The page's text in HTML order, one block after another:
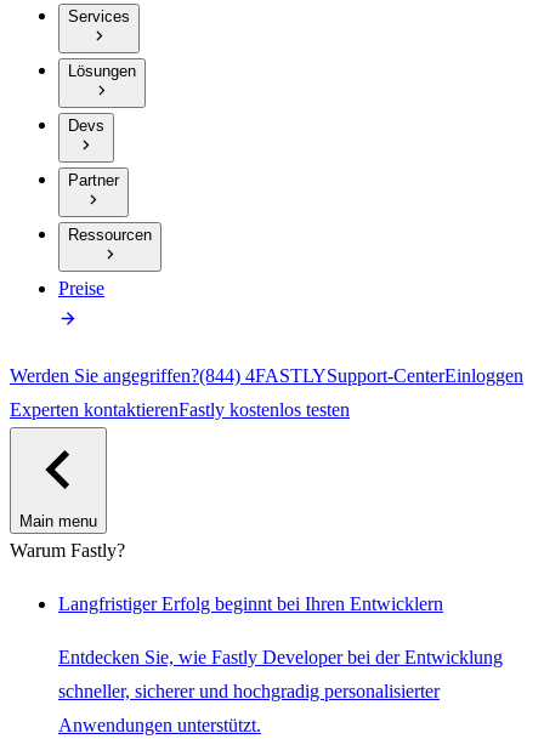
Services
Lösungen
Devs
Partner
Ressourcen
Preise
Werden Sie angegriffen?(844) 4FASTLYSupport-CenterEinloggen
Experten kontaktierenFastly kostenlos testen
Main menu
Warum Fastly?
Langfristiger Erfolg beginnt bei Ihren Entwicklern
Entdecken Sie, wie Fastly Developer bei der Entwicklung
schneller, sicherer und hochgradig personalisierter
Anwendungen unterstützt.